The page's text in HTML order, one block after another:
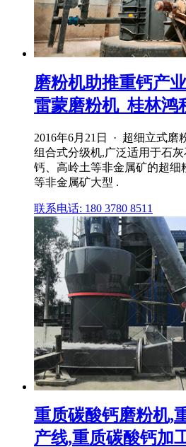
磨粉机助推重钙产
雷蒙磨粉机_桂林鸿
2016年6月21日 · 超细立式磨
组合式分级机,广泛适用于石
钙、高岭土等非金属矿的超细
等非金属矿大型 .
联系电话: 180 3780 8511
重质碳酸钙磨粉机,
产线,重质碳酸钙加